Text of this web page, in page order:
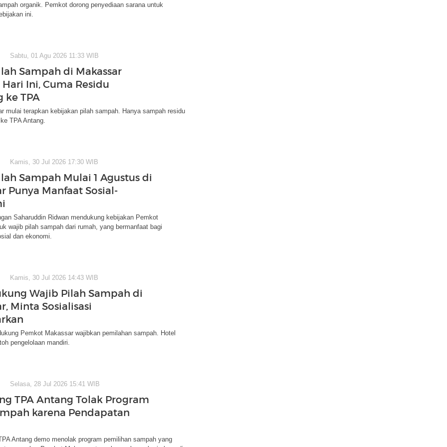
organik. Pemkot dorong penyediaan sarana untuk
ini.
Sabtu, 01 Agu 2026 11:33 WIB
Sampah di Makassar
Ini, Cuma Residu
ke TPA
mulai terapkan kebijakan pilah sampah. Hanya sampah residu
TPA Antang.
Kamis, 30 Jul 2026 17:30 WIB
Sampah Mulai 1 Agustus di
Punya Manfaat Sosial-
Saharuddin Ridwan mendukung kebijakan Pemkot
wajib pilah sampah dari rumah, yang bermanfaat bagi
dan ekonomi.
Kamis, 30 Jul 2026 14:43 WIB
Wajib Pilah Sampah di
Minta Sosialisasi
Pemkot Makassar wajibkan pemilahan sampah. Hotel
pengelolaan mandiri.
Selasa, 28 Jul 2026 15:41 WIB
TPA Antang Tolak Program
karena Pendapatan
Antang demo menolak program pemilihan sampah yang